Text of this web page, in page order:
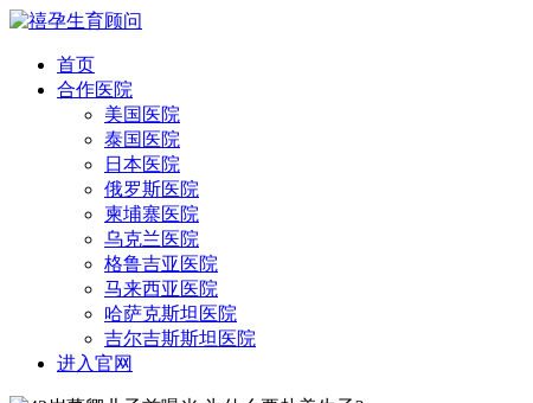
首页
合作医院
美国医院
泰国医院
日本医院
俄罗斯医院
柬埔寨医院
乌克兰医院
格鲁吉亚医院
马来西亚医院
哈萨克斯坦医院
吉尔吉斯斯坦医院
进入官网